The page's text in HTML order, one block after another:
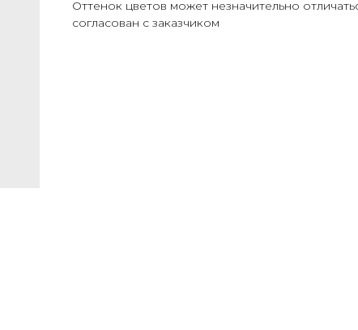
Оттенок цветов может незначительно
согласован с заказчиком